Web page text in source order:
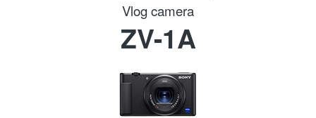
Vlog camera
ZV-1A